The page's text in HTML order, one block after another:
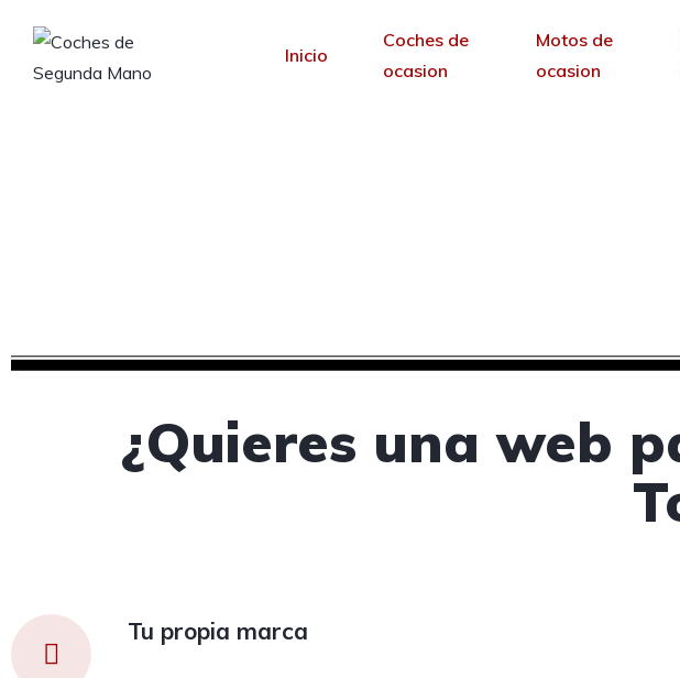
Inicio
Coches de
ocasion
Motos de
ocasion
¿Quieres una web
Tu propia marca